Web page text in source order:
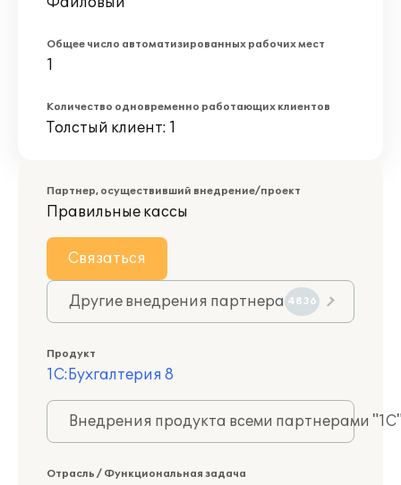
Общее число автоматизированных рабочих мест
1
Количество одновременно работающих клиентов
Толстый клиент: 1
Партнер, осуществивший внедрение/проект
Правильные кассы
Связаться
Другие внедрения партнера 4836
Продукт
1С:Бухгалтерия 8
Внедрения продукта всеми партнерами
Отрасль / Функциональная задача